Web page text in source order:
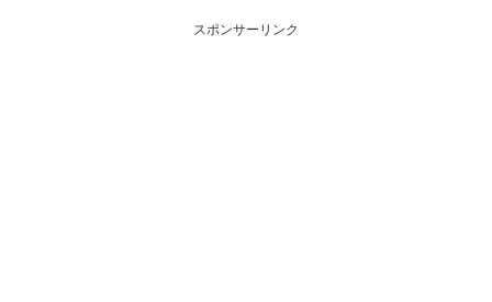
スポンサーリンク